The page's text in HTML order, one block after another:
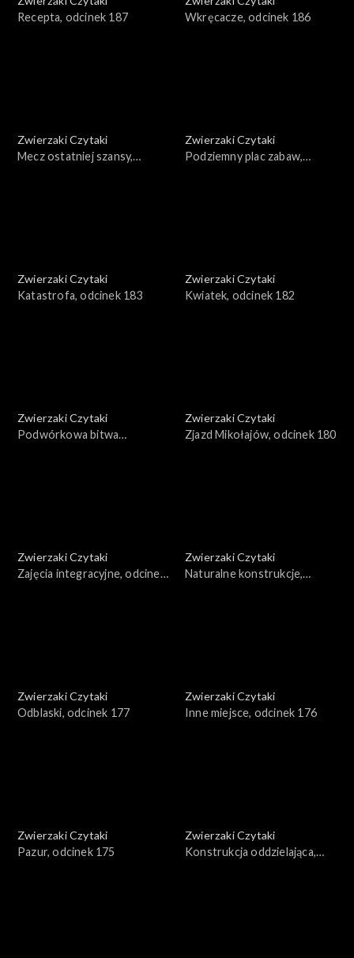
Recepta, odcinek 187
Wkręcacze, odcinek 186
Zwierzaki Czytaki
Mecz ostatniej szansy,
Zwierzaki Czytaki
Podziemny plac zabaw,
Zwierzaki Czytaki
Katastrofa, odcinek 183
Zwierzaki Czytaki
Kwiatek, odcinek 182
Zwierzaki Czytaki
Podwórkowa bitwa
Zwierzaki Czytaki
Zjazd Mikołajów, odcinek 180
Zwierzaki Czytaki
Zajęcia integracyjne, odcinek
Zwierzaki Czytaki
Naturalne konstrukcje,
Zwierzaki Czytaki
Odblaski, odcinek 177
Zwierzaki Czytaki
Inne miejsce, odcinek 176
Zwierzaki Czytaki
Pazur, odcinek 175
Zwierzaki Czytaki
Konstrukcja oddzielająca,